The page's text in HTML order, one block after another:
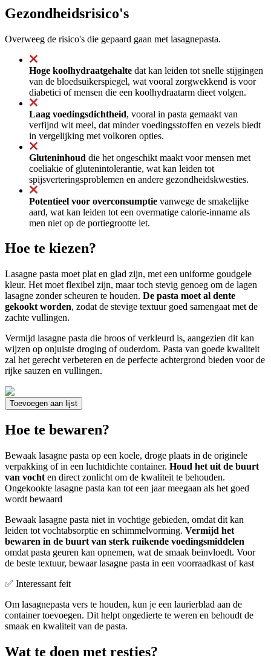
Gezondheidsrisico's
Overweeg de risico's die gepaard gaan met lasagnepasta.
Hoge koolhydraatgehalte dat kan leiden tot snelle stijgingen
van de bloedsuikerspiegel, wat vooral zorgwekkend is voor
diabetici of mensen die een koolhydraatarm dieet volgen.
Laag voedingsdichtheid, vooral in pasta gemaakt van
verfijnd wit meel, dat minder voedingsstoffen en vezels biedt
in vergelijking met volkoren opties.
Gluteninhoud die het ongeschikt maakt voor mensen met
coeliakie of glutenintolerantie, wat kan leiden tot
spijsverteringsproblemen en andere gezondheidskwesties.
Potentieel voor overconsumptie vanwege de smakelijke
aard, wat kan leiden tot een overmatige calorie-inname als
men niet op de portiegrootte let.
Hoe te kiezen?
Lasagne pasta moet plat en glad zijn, met een uniforme goudgele
kleur. Het moet flexibel zijn, maar toch stevig genoeg om de lagen
lasagne zonder scheuren te houden. De pasta moet al dente
gekookt worden, zodat de stevige textuur goed samengaat met de
zachte vullingen.
Vermijd lasagne pasta die broos of verkleurd is, aangezien dit kan
wijzen op onjuiste droging of ouderdom. Pasta van goede kwaliteit
zal het gerecht verbeteren en de perfecte achtergrond bieden voor de
rijke sauzen en vullingen.
Toevoegen aan lijst
Hoe te bewaren?
Bewaak lasagne pasta op een koele, droge plaats in de originele
verpakking of in een luchtdichte container. Houd het uit de buurt
van vocht en direct zonlicht om de kwaliteit te behouden.
Ongekookte lasagne pasta kan tot een jaar meegaan als het goed
wordt bewaard
Bewaak lasagne pasta niet in vochtige gebieden, omdat dit kan
leiden tot vochtabsorptie en schimmelvorming. Vermijd het
bewaren in de buurt van sterk ruikende voedingsmiddelen
omdat pasta geuren kan opnemen, wat de smaak beïnvloedt. Voor
de beste textuur, bewaar lasagne pasta in een voorraadkast of kast
✅ Interessant feit
Om lasagnepasta vers te houden, kun je een laurierblad aan de
container toevoegen. Dit helpt ongedierte te weren en behoudt de
smaak en kwaliteit van de pasta.
Wat te doen met restjes?